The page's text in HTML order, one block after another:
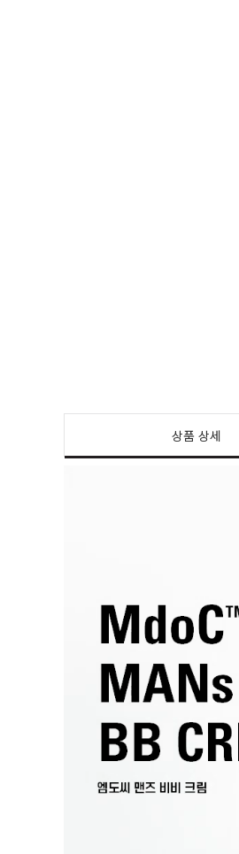
상품 상세